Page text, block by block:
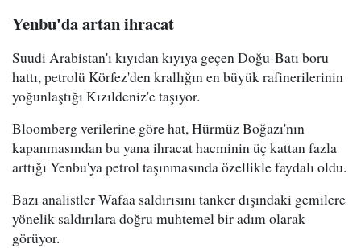
Yenbu'da artan ihracat
Suudi Arabistan'ı kıyıdan kıyıya geçen Doğu-Batı boru
hattı, petrolü Körfez'den krallığın en büyük rafinerilerinin
yoğunlaştığı Kızıldeniz'e taşıyor.
Bloomberg verilerine göre hat, Hürmüz Boğazı'nın
kapanmasından bu yana ihracat hacminin üç kattan fazla
arttığı Yenbu'ya petrol taşınmasında özellikle faydalı oldu.
Bazı analistler Wafaa saldırısını tanker dışındaki gemilere
yönelik saldırılara doğru muhtemel bir adım olarak
görüyor.